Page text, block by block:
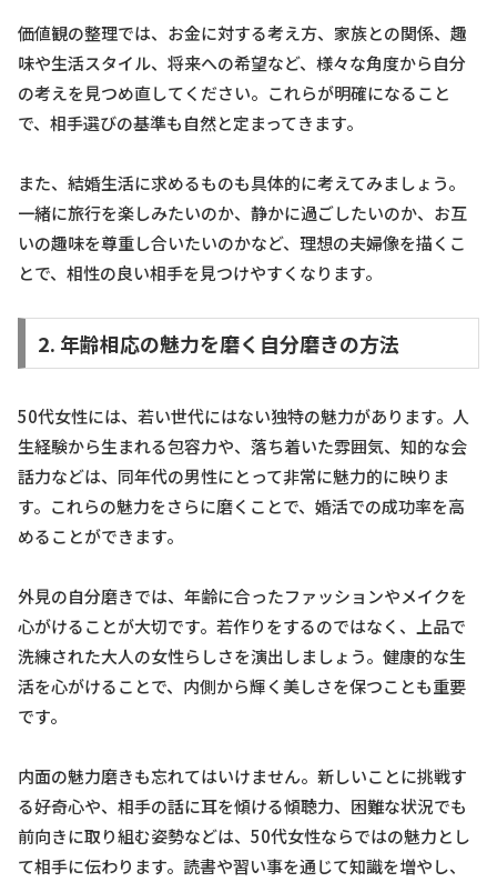
価値観の整理では、お金に対する考え方、家族との関係、趣
味や生活スタイル、将来への希望など、様々な角度から自分
の考えを見つめ直してください。これらが明確になること
で、相手選びの基準も自然と定まってきます。
また、結婚生活に求めるものも具体的に考えてみましょう。
一緒に旅行を楽しみたいのか、静かに過ごしたいのか、お互
いの趣味を尊重し合いたいのかなど、理想の夫婦像を描くこ
とで、相性の良い相手を見つけやすくなります。
2. 年齢相応の魅力を磨く自分磨きの方法
50代女性には、若い世代にはない独特の魅力があります。人
生経験から生まれる包容力や、落ち着いた雰囲気、知的な会
話力などは、同年代の男性にとって非常に魅力的に映りま
す。これらの魅力をさらに磨くことで、婚活での成功率を高
めることができます。
外見の自分磨きでは、年齢に合ったファッションやメイクを
心がけることが大切です。若作りをするのではなく、上品で
洗練された大人の女性らしさを演出しましょう。健康的な生
活を心がけることで、内側から輝く美しさを保つことも重要
です。
内面の魅力磨きも忘れてはいけません。新しいことに挑戦す
る好奇心や、相手の話に耳を傾ける傾聴力、困難な状況でも
前向きに取り組む姿勢などは、50代女性ならではの魅力とし
て相手に伝わります。読書や習い事を通じて知識を増やし、